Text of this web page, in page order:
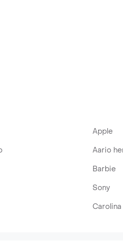
Apple
Aario
Barbie
Sony